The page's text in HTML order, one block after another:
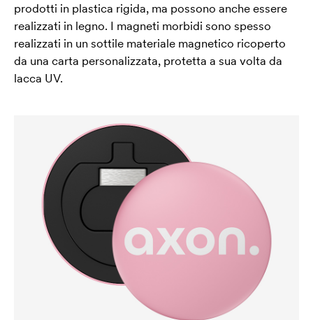
prodotti in plastica rigida, ma possono anche essere
realizzati in legno. I magneti morbidi sono spesso
realizzati in un sottile materiale magnetico ricoperto
da una carta personalizzata, protetta a sua volta da
lacca UV.